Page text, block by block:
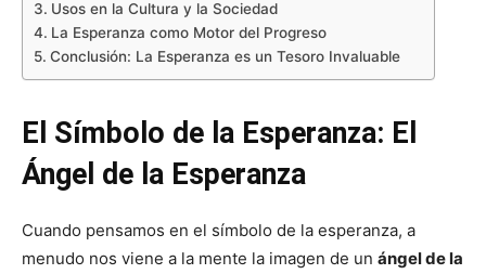
Usos en la Cultura y la Sociedad
La Esperanza como Motor del Progreso
Conclusión: La Esperanza es un Tesoro Invaluable
El Símbolo de la Esperanza: El
Ángel de la Esperanza
Cuando pensamos en el símbolo de la esperanza, a
menudo nos viene a la mente la imagen de un ángel de la